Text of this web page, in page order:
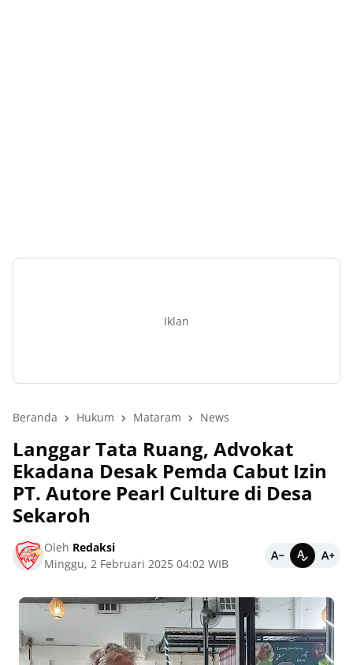
Iklan
Beranda Hukum Mataram News
Langgar Tata Ruang, Advokat
Ekadana Desak Pemda Cabut Izin
PT. Autore Pearl Culture di Desa
Sekaroh
Oleh Redaksi
Minggu, 2 Februari 2025 04:02 WIB